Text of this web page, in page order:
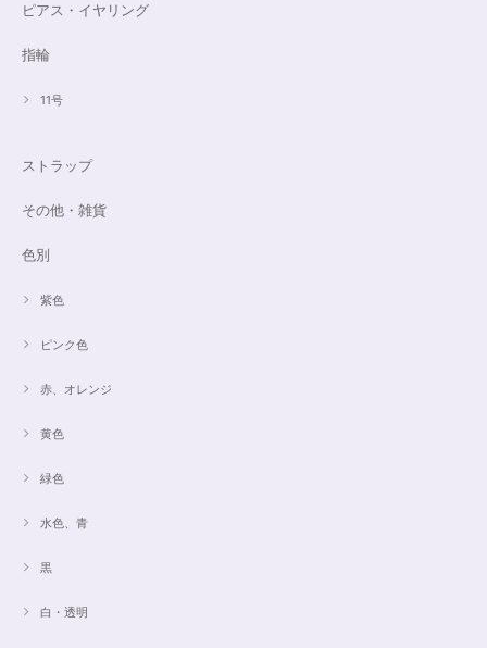
ピアス・イヤリング
指輪
11号
ストラップ
その他・雑貨
色別
紫色
ピンク色
赤、オレンジ
黄色
緑色
水色、青
黒
白・透明